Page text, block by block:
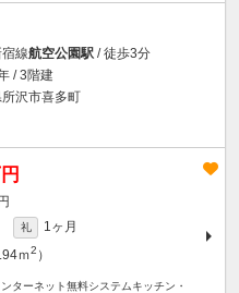
線航空公園駅 / 徒歩3分
/ 3階建
沢市喜多町
礼
1ヶ月
ｍ2 ）
ターネット無料システムキッチン・